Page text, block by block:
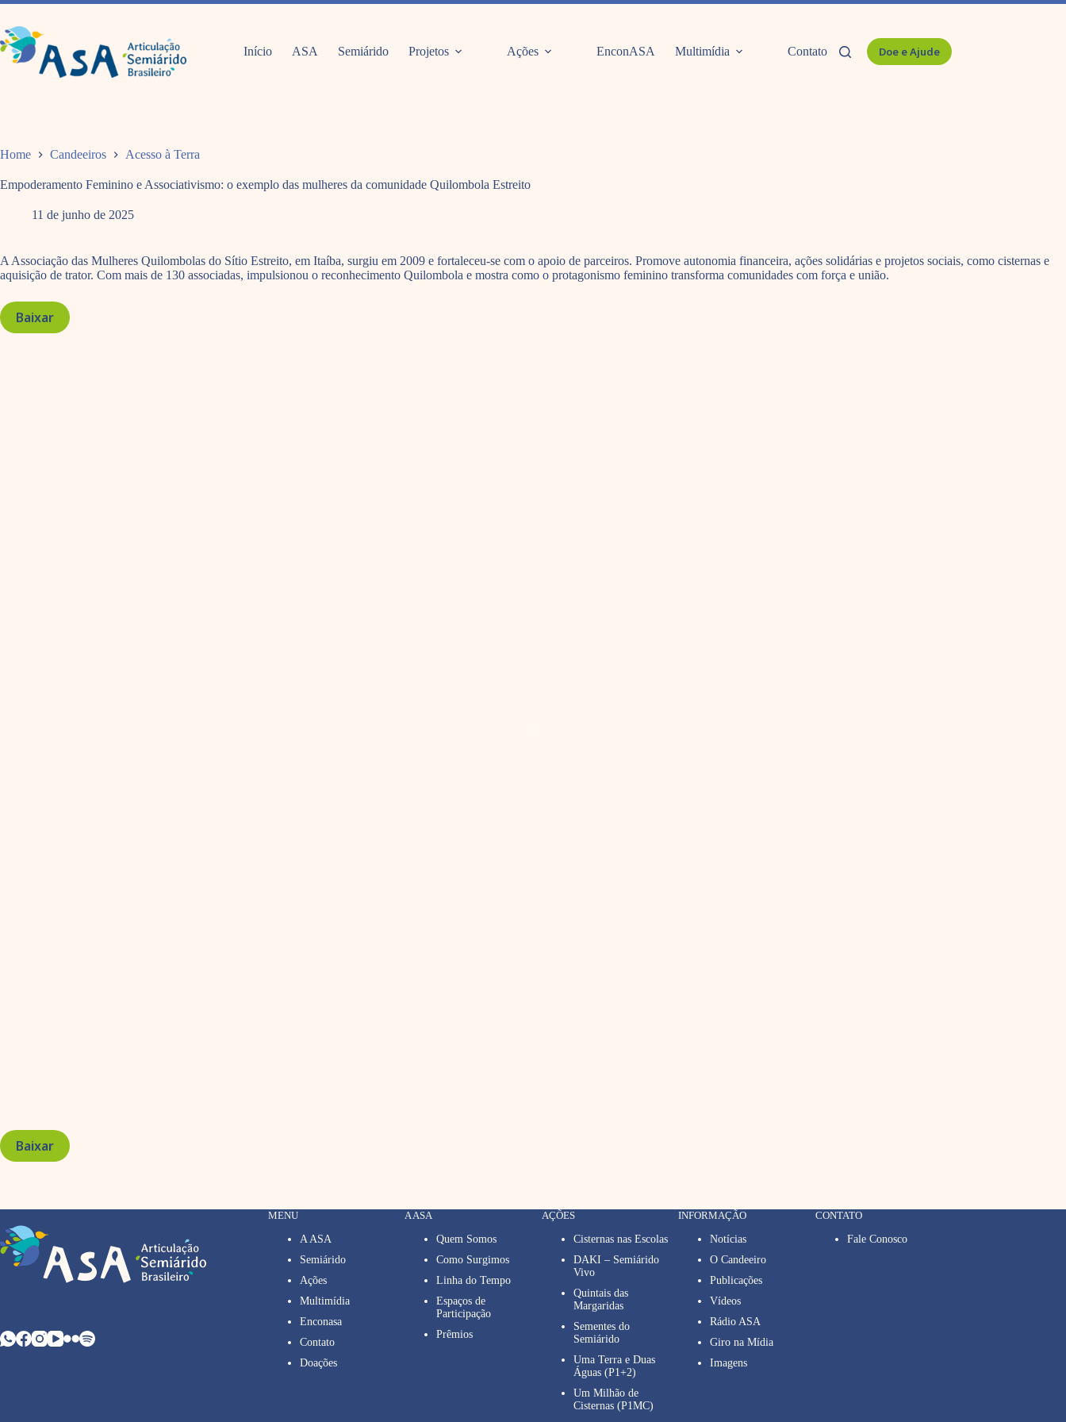
Pular
o
conteúdo
Início ASA Semiárido Projetos Ações EnconASA Multimídia Contato Doe e Ajude
Home Candeeiros Acesso à Terra
Empoderamento Feminino e Associativismo: o exemplo das mulheres da comunidade Quilombola Estreito
11 de junho de 2025
A Associação das Mulheres Quilombolas do Sítio Estreito, em Itaíba, surgiu em 2009 e fortaleceu-se com o apoio de parceiros. Promove autonomia financeira, ações solidárias e projetos sociais, como cisternas e
aquisição de trator. Com mais de 130 associadas, impulsionou o reconhecimento Quilombola e mostra como o protagonismo feminino transforma comunidades com força e união.
Baixar
Baixar
MENU
A ASA
Semiárido
Ações
Multimídia
Enconasa
Contato
Doações
A ASA
Quem Somos
Como Surgimos
Linha do Tempo
Espaços de
Participação
Prêmios
AÇÕES
Cisternas nas Escolas
DAKI – Semiárido
Vivo
Quintais das
Margaridas
Sementes do
Semiárido
Uma Terra e Duas
Águas (P1+2)
Um Milhão de
Cisternas (P1MC)
INFORMAÇÃO
Notícias
O Candeeiro
Publicações
Vídeos
Rádio ASA
Giro na Mídia
Imagens
CONTATO
Fale Conosco